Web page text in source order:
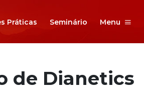
Práticas Seminário Menu
de Dianetics